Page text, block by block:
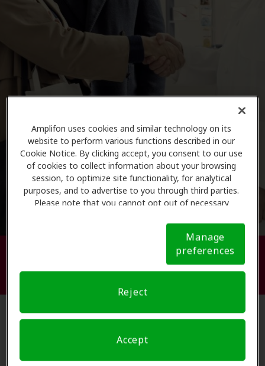
Amplifon uses cookies and similar technology on its
website to perform various functions described in our
Cookie Notice. By clicking accept, you consent to our use
of cookies to collect information about your browsing
session, to optimize site functionality, for analytical
purposes, and to advertise to you through third parties.
Please note that you cannot opt out of necessary
Notice (link here below). If you are using an opt-out
preference signal, we will honor that signal. Cookie
Manage
preferences
Reject
Accept
Busque su centro de atención
auditiva.
Gracias a nuestra
, ningún proveedor de